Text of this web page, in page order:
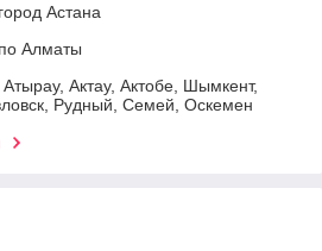
Астана
Алматы
Атырау, Актау, Актобе, Шымкент,
Рудный, Семей, Оскемен